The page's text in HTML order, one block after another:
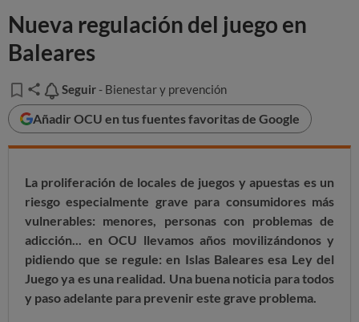
Nueva regulación del juego en
Baleares
Seguir
Seguir - Bienestar y prevención
Añadir OCU en tus fuentes favoritas de Google
La proliferación de locales de juegos y apuestas es un
riesgo especialmente grave para consumidores más
vulnerables: menores, personas con problemas de
adicción... en OCU llevamos años movilizándonos y
pidiendo que se regule: en Islas Baleares esa Ley del
Juego ya es una realidad. Una buena noticia para todos
y paso adelante para prevenir este grave problema.